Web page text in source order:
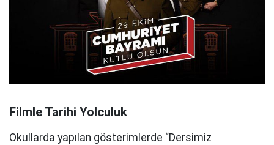
Filmle Tarihi Yolculuk
Okullarda yapılan gösterimlerde “Dersimiz